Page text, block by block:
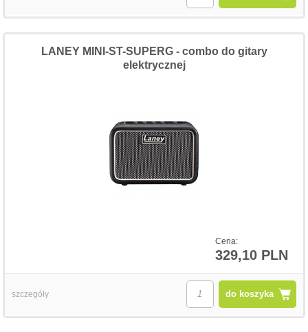
Cena:
329,10 PLN
LANEY MINI-ST-SUPERG - combo do gitary
elektrycznej
do koszyka
szczegóły